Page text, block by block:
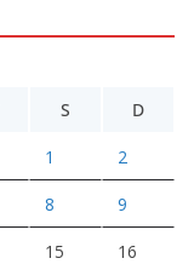
S D
1 2
8 9
15 16